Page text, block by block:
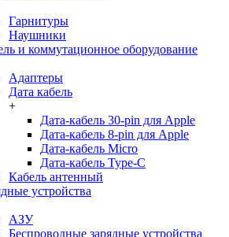
Гарнитуры
Наушники
и коммутационное оборудование
Адаптеры
Дата кабель
+
Дата-кабель 30-pin для Apple
Дата-кабель 8-pin для Apple
Дата-кабель Micro
Дата-кабель Type-C
Кабель антенный
устройства
АЗУ
Беспроводные зарядные устройства